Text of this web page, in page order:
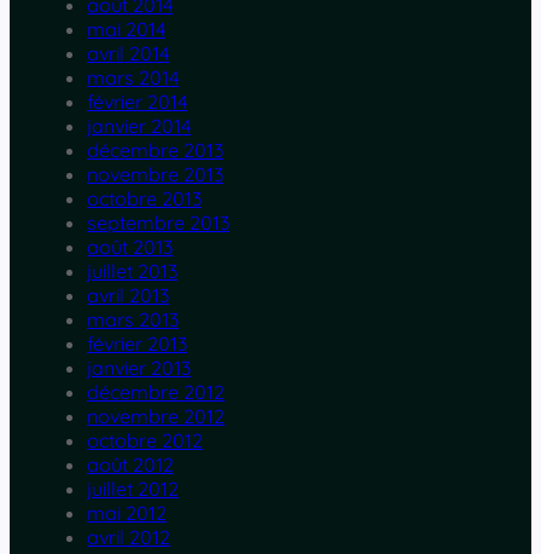
août 2014
mai 2014
avril 2014
mars 2014
février 2014
janvier 2014
décembre 2013
novembre 2013
octobre 2013
septembre 2013
août 2013
juillet 2013
avril 2013
mars 2013
février 2013
janvier 2013
décembre 2012
novembre 2012
octobre 2012
août 2012
juillet 2012
mai 2012
avril 2012